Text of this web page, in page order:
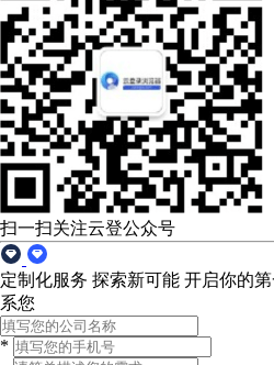
扫一扫关注云登公众号
定制化服务 探索新可能 开启你的
系您
*